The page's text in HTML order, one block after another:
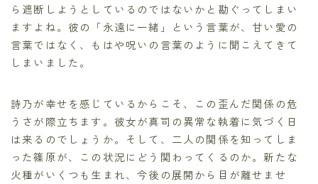
ら遮断しようとしているのではないかと勘ぐってしまい
ますよね。彼の「永遠に一緒」という言葉が、甘い愛の
言葉ではなく、もはや呪いの言葉のように聞こえてきて
しまいました。
詩乃が幸せを感じているからこそ、この歪んだ関係の危
うさが際立ちます。彼女が真司の異常な執着に気づく日
は来るのでしょうか。そして、二人の関係を知ってしま
った篠原が、この状況にどう関わってくるのか。新たな
火種がいくつも生まれ、今後の展開から目が離せませ